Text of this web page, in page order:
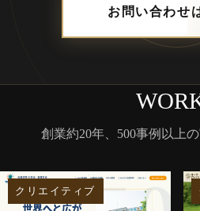
お問い合わせ
創業約20年、500事例以上
クリエイティブ